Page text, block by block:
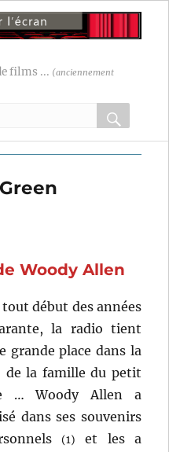
films ... (anciennement
OK
Woody Allen
tout début des années
la radio tient
grande place dans la
de la famille du petit
… Woody Allen a
dans ses souvenirs
(1)
et les a